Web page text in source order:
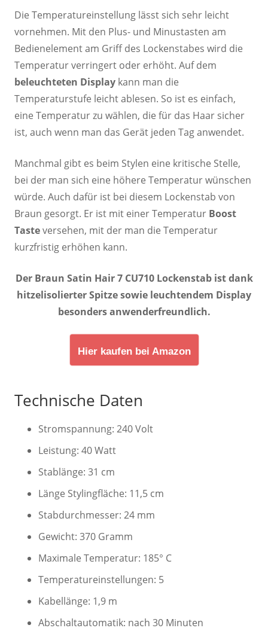
Die Temperatureinstellung lässt sich sehr leicht
vornehmen. Mit den Plus- und Minustasten am
Bedienelement am Griff des Lockenstabes wird die
Temperatur verringert oder erhöht. Auf dem
beleuchteten Display kann man die
Temperaturstufe leicht ablesen. So ist es einfach,
eine Temperatur zu wählen, die für das Haar sicher
ist, auch wenn man das Gerät jeden Tag anwendet.
Manchmal gibt es beim Stylen eine kritische Stelle,
bei der man sich eine höhere Temperatur wünschen
würde. Auch dafür ist bei diesem Lockenstab von
Braun gesorgt. Er ist mit einer Temperatur Boost
Tasteversehen, mit der man die Temperatur
kurzfristig erhöhen kann.
Der Braun Satin Hair 7 CU710 Lockenstab ist dank
hitzelisolierter Spitze sowie leuchtendem Display
besonders anwenderfreundlich.
Hier kaufen bei Amazon
Technische Daten
Stromspannung: 240 Volt
Leistung: 40 Watt
Stablänge: 31 cm
Länge Stylingfläche: 11,5 cm
Stabdurchmesser: 24 mm
Gewicht: 370 Gramm
Maximale Temperatur: 185° C
Temperatureinstellungen: 5
Kabellänge: 1,9 m
Abschaltautomatik: nach 30 Minuten